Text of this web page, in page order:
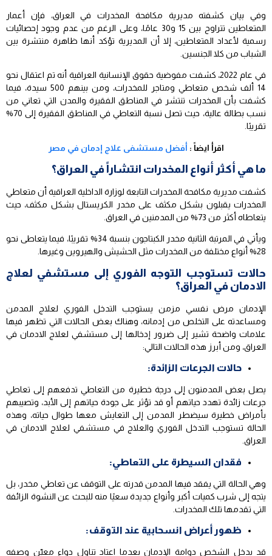
وفي بيان كشفته مديرية مكافحة المخدرات في العراق، فإن أعمار
المتعاطين تتراوح بين 15 و30 عامًا، وعلى الرغم من عدم وجود إحصائيات
رسمية لأعداد المتعاطين، إلا أن المديرية تؤكد أنها ظاهرة منتشرة بين
الشباب من كلا الجنسين.
في عام 2022، كشفت مفوضية حقوق الإنسانية العراقية أنه تم اعتقال نحو
14 ألف شخص متعاطي ومتاجر للمخدرات، ومن بينهم 500 سيدة، فيما
كشفت بأن المخدرات تنتشر في المناطق الفقيرة والمدن التي تعاني من
نسب بطالة عالية، حيث تصل نسبة التعاطي في المناطق الفقيرة إلى 70%
تقريبًا.
اقرأ ايضاً :أفضل مستشفى علاج إدمان في مصر
ما هي أكثر أنواع المخدرات انتشاراً في العراق؟
كشفت مديرية مكافحة المخدرات التابعة لوزارة الداخلية العراقية أن متعاطي
المخدرات يقبلون بشكل مكثف على مخدر الكريستال بشكل مكثف، حيث
يتعاطاه أكثر من 73% من المدمنين في العراق.
ويأتي في المرتبة الثانية مخدر الكبتاجون بنسبة 34% تقريبًا، فيما يتعاطى نحو
28% أنواع مختلفة من المخدرات مثل الحشيش والهيروين وغيرها.
حالات تستوجب التوجه الفوري إلى مستشفي لعلاج
الادمان في العراق؟
الإدمان مرض نفسي مزمن يستوجب التدخل الفوري لعلاج المدمن
ومساعدته على التخلص من إدمانه، وهناك بعض الحالات التي تظهر فيها
علامات واضحة تشير إلى ضرور إدخالها إلى مستشفي لعلاج الادمان في
العراق، ومن أبرز هذه الحالات التالي:
حالات الجرعات الزائدة:
يصل بعض المدمنون إلى درجة خطيرة من التعاطي تدفعهم إلى تعاطي
جرعات زائدة تهدد حياتهم أو قد تؤثر على جودة حياتهم إلى الأبد، وتصيبهم
بأمراض خطيرة سيضطر المدمن إلى التعايش معها طوال حياته، وهذه
الحالة تستوجب التدخل الفوري والعلاج في مستشفي لعلاج الادمان في
العراق.
فقدان السيطرة على التعاطي:
وهي الحالة التي يفقد فيها المدمن قدرته على التوقف عن تعاطي مخدر، بل
يتجه إلى شرب كميات أكبر وأنواع جديدة سعيًا منه للبحث عن النشوة الزائفة
التي تقدمها تلك المخدرات.
ظهور أعراض انسحابية عند التوقف:
قد يدخل الشخص دوامة الإدمان بعدما اعتاد تناول دواء معيّن وصفه